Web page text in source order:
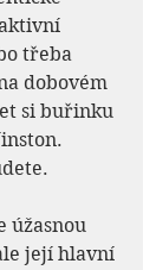
třeba
dobovém
si buřinku
úžasnou
její hlavní